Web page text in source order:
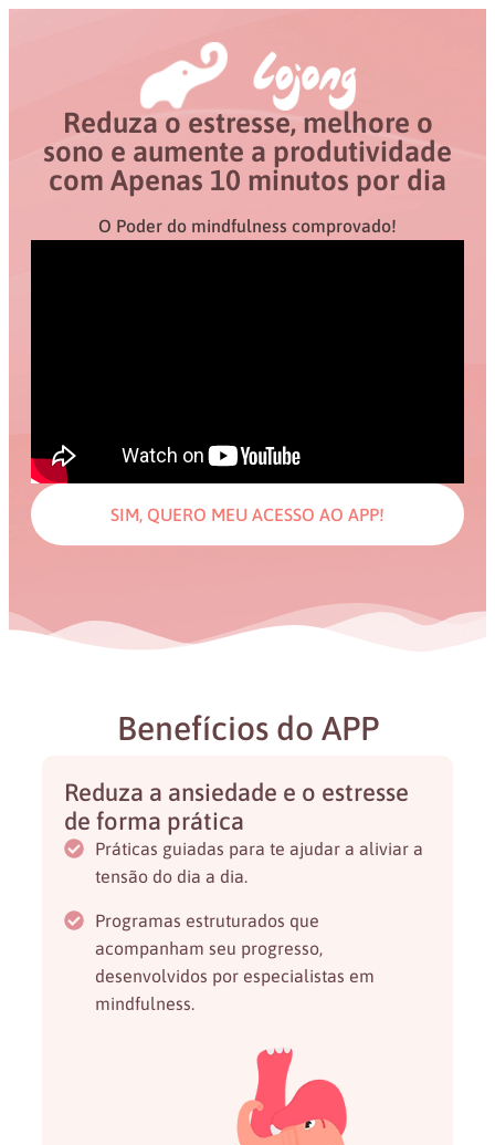
Reduza o estresse, melhore o
sono e aumente a produtividade
com Apenas 10 minutos por dia
O Poder do mindfulness comprovado!
SIM, QUERO MEU ACESSO AO APP!
Benefícios do APP
Reduza a ansiedade e o estresse
de forma prática
Práticas guiadas para te ajudar a aliviar a
tensão do dia a dia.
Programas estruturados que
acompanham seu progresso,
desenvolvidos por especialistas em
mindfulness.